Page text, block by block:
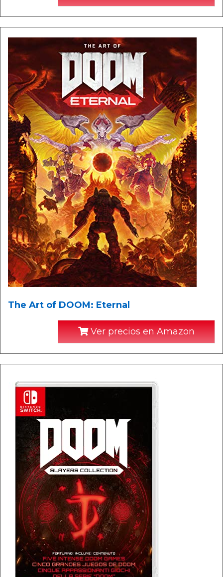
The Art of DOOM: Eternal
Ver precios en Amazon